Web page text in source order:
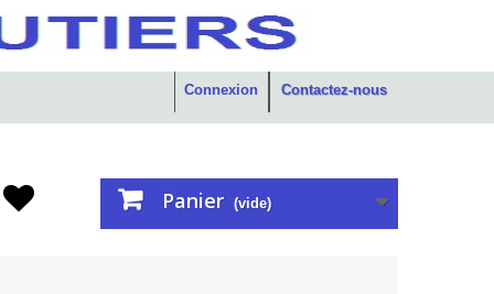
Contactez-nous
Connexion
Panier (vide)